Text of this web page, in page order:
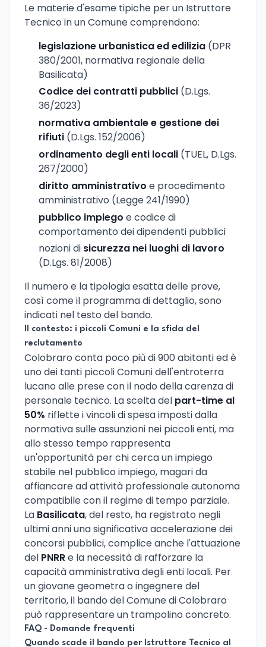
Le materie d'esame tipiche per un Istruttore
Tecnico in un Comune comprendono:
legislazione urbanistica ed edilizia (DPR
380/2001, normativa regionale della
Basilicata)
Codice dei contratti pubblici (D.Lgs.
36/2023)
normativa ambientale e gestione dei
rifiuti (D.Lgs. 152/2006)
ordinamento degli enti locali (TUEL, D.Lgs.
267/2000)
diritto amministrativo e procedimento
amministrativo (Legge 241/1990)
pubblico impiego e codice di
comportamento dei dipendenti pubblici
nozioni di sicurezza nei luoghi di lavoro
(D.Lgs. 81/2008)
Il numero e la tipologia esatta delle prove,
così come il programma di dettaglio, sono
indicati nel testo del bando.
Il contesto: i piccoli Comuni e la sfida del
reclutamento
Colobraro conta poco più di 900 abitanti ed è
uno dei tanti piccoli Comuni dell'entroterra
lucano alle prese con il nodo della carenza di
personale tecnico. La scelta del part-time al
50% riflette i vincoli di spesa imposti dalla
normativa sulle assunzioni nei piccoli enti, ma
allo stesso tempo rappresenta
un'opportunità per chi cerca un impiego
stabile nel pubblico impiego, magari da
affiancare ad attività professionale autonoma
compatibile con il regime di tempo parziale.
La Basilicata, del resto, ha registrato negli
ultimi anni una significativa accelerazione dei
concorsi pubblici, complice anche l'attuazione
del PNRRe la necessità di rafforzare la
capacità amministrativa degli enti locali. Per
un giovane geometra o ingegnere del
territorio, il bando del Comune di Colobraro
può rappresentare un trampolino concreto.
FAQ - Domande frequenti
Quando scade il bando per Istruttore Tecnico al